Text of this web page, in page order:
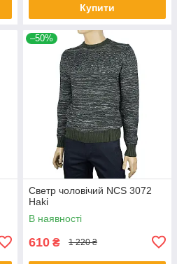
Купити
–50%
Светр чоловічий NCS 3072
Haki
В наявності
610 ₴ 1 220 ₴